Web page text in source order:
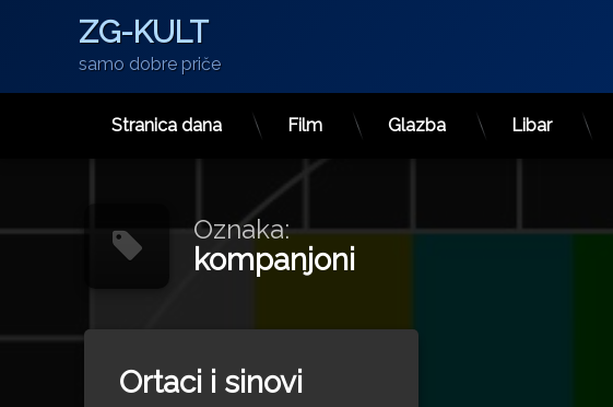
ZG-KULT
samo dobre priče
Stranica dana Film Glazba Libar
Oznaka:
kompanjoni
Ortaci i sinovi
Arsen Dedić